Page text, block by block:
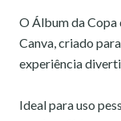
O Álbum da Copa
Canva, criado
experiência
Ideal para uso